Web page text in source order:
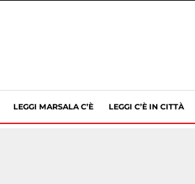
LEGGI MARSALA C’È LEGGI C’È IN CITTÀ